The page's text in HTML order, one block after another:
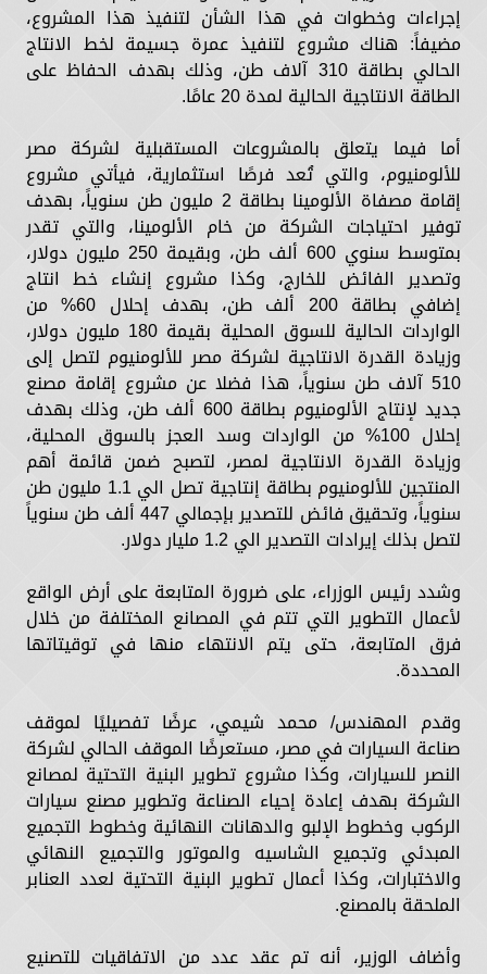
إجراءات وخطوات في هذا الشأن لتنفيذ هذا المشروع،
مضيفاً: هناك مشروع لتنفيذ عمرة جسيمة لخط الانتاج
الحالي بطاقة 310 آلاف طن، وذلك بهدف الحفاظ على
الطاقة الانتاجية الحالية لمدة 20 عامًا.
أما فيما يتعلق بالمشروعات المستقبلية لشركة مصر
للألومنيوم، والتي تُعد فرصًا استثمارية، فيأتي مشروع
إقامة مصفاة الألومينا بطاقة 2 مليون طن سنوياً، بهدف
توفير احتياجات الشركة من خام الألومينا، والتي تقدر
بمتوسط سنوي 600 ألف طن، وبقيمة 250 مليون دولار،
وتصدير الفائض للخارج، وكذا مشروع إنشاء خط انتاج
إضافي بطاقة 200 ألف طن، بهدف إحلال 60% من
الواردات الحالية للسوق المحلية بقيمة 180 مليون دولار،
وزيادة القدرة الانتاجية لشركة مصر للألومنيوم لتصل إلى
510 آلاف طن سنوياً، هذا فضلا عن مشروع إقامة مصنع
جديد لإنتاج الألومنيوم بطاقة 600 ألف طن، وذلك بهدف
إحلال 100% من الواردات وسد العجز بالسوق المحلية،
وزيادة القدرة الانتاجية لمصر، لتصبح ضمن قائمة أهم
المنتجين للألومنيوم بطاقة إنتاجية تصل الي 1.1 مليون طن
سنوياً، وتحقيق فائض للتصدير بإجمالي 447 ألف طن سنوياً
لتصل بذلك إيرادات التصدير الي 1.2 مليار دولار.
وشدد رئيس الوزراء، على ضرورة المتابعة على أرض الواقع
لأعمال التطوير التي تتم في المصانع المختلفة من خلال
فرق المتابعة، حتى يتم الانتهاء منها في توقيتاتها
المحددة.
وقدم المهندس/ محمد شيمي، عرضًا تفصيليًا لموقف
صناعة السيارات في مصر، مستعرضًا الموقف الحالي لشركة
النصر للسيارات، وكذا مشروع تطوير البنية التحتية لمصانع
الشركة بهدف إعادة إحياء الصناعة وتطوير مصنع سيارات
الركوب وخطوط الإلبو والدهانات النهائية وخطوط التجميع
المبدئي وتجميع الشاسيه والموتور والتجميع النهائي
والاختبارات، وكذا أعمال تطوير البنية التحتية لعدد العنابر
الملحقة بالمصنع.
وأضاف الوزير، أنه تم عقد عدد من الاتفاقيات للتصنيع